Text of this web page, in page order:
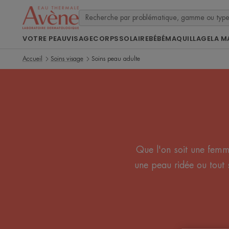
VOTRE PEAUVISAGECORPSSOLAIREBÉBÉMAQUILLAGELA
Accueil Soins visage Soins peau adulte
Que l'on soit une
une peau ridée ou tout